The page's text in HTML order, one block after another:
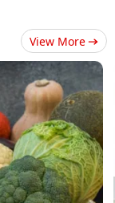
View More